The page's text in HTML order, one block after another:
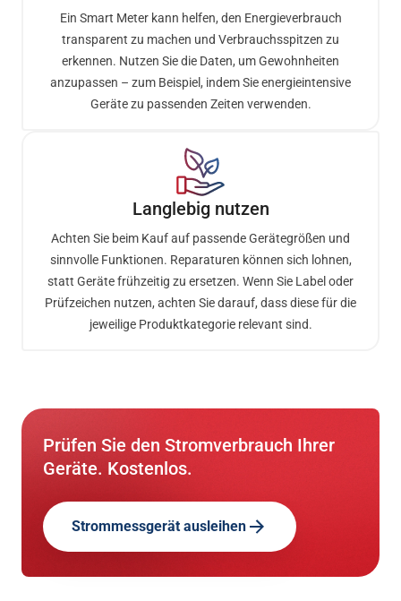
Ein Smart Meter kann helfen, den Energieverbrauch
transparent zu machen und Verbrauchsspitzen zu
erkennen. Nutzen Sie die Daten, um Gewohnheiten
anzupassen – zum Beispiel, indem Sie energieintensive
Geräte zu passenden Zeiten verwenden.
Langlebig nutzen
Achten Sie beim Kauf auf passende Gerätegrößen und
sinnvolle Funktionen. Reparaturen können sich lohnen,
statt Geräte frühzeitig zu ersetzen. Wenn Sie Label oder
Prüfzeichen nutzen, achten Sie darauf, dass diese für die
jeweilige Produktkategorie relevant sind.
Prüfen Sie den Stromverbrauch Ihrer
Geräte. Kostenlos.
Strommessgerät ausleihen